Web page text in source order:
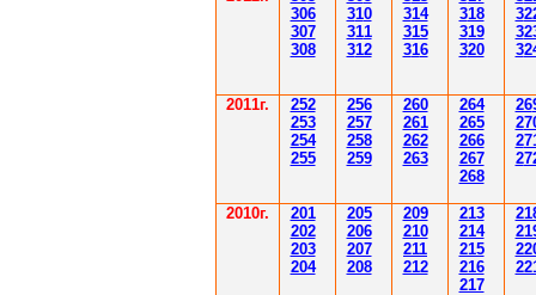
306
307
308
310
311
312
314
315
316
318
319
320
3
3
3
2011г.
252
253
254
255
256
257
258
259
260
261
262
263
264
265
266
267
268
26
2
2
2
2010г.
201
202
203
204
205
206
207
208
209
210
211
212
213
214
215
216
217